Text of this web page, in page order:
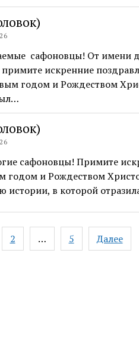
сафоновцы! От имени
искренние
годом и Рождеством
сафоновцы! Примите
годом и Рождеством
истории, в которой
2 … 5 Далее